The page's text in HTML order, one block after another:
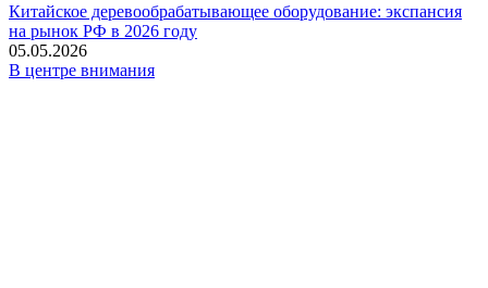
Китайское деревообрабатывающее оборудование: экспансия
на рынок РФ в 2026 году
05.05.2026
В центре внимания